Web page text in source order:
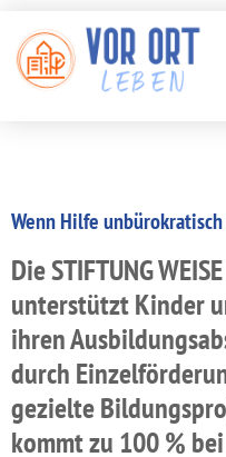
Wenn Hilfe
Die STIFTUNG
unterstützt Kinder
ihren
durch
gezielte
kommt zu 100 %